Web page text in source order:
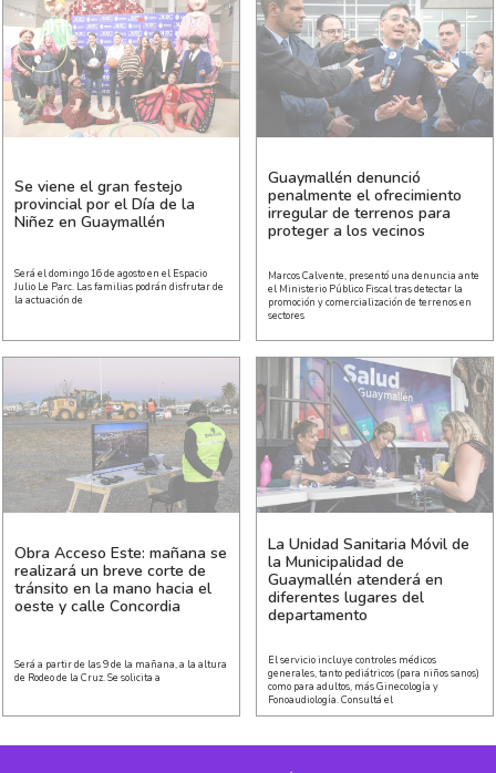
Se viene el gran festejo
provincial por el Día de la
Niñez en Guaymallén
Será el domingo 16 de agosto en el Espacio
Julio Le Parc. Las familias podrán disfrutar de
la actuación de
Guaymallén denunció
penalmente el ofrecimiento
irregular de terrenos para
proteger a los vecinos
Marcos Calvente, presentó una denuncia ante
el Ministerio Público Fiscal tras detectar la
promoción y comercialización de terrenos en
sectores
Obra Acceso Este: mañana se
realizará un breve corte de
tránsito en la mano hacia el
oeste y calle Concordia
Será a partir de las 9 de la mañana, a la altura
de Rodeo de la Cruz. Se solicita a
La Unidad Sanitaria Móvil de
la Municipalidad de
Guaymallén atenderá en
diferentes lugares del
departamento
El servicio incluye controles médicos
generales, tanto pediátricos (para niños sanos)
como para adultos, más Ginecología y
Fonoaudiología. Consultá el